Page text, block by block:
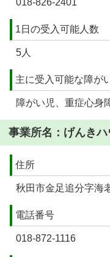
018-826-2401
1日の受入可能人数
5人
主に受入可能な障が
障がい児、重症心身
事業所名：げんき
住所
秋田市金足追分字海
電話番号
018-872-1116